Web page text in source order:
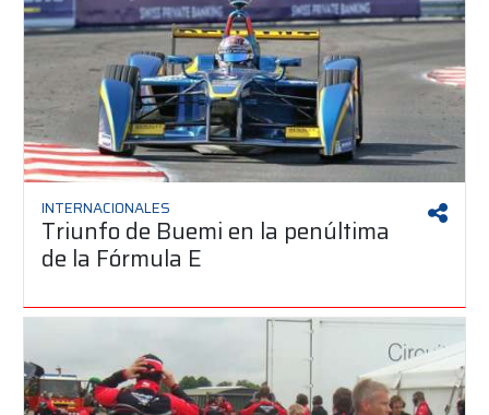
INTERNACIONALES
Triunfo de Buemi en la penúltima
de la Fórmula E